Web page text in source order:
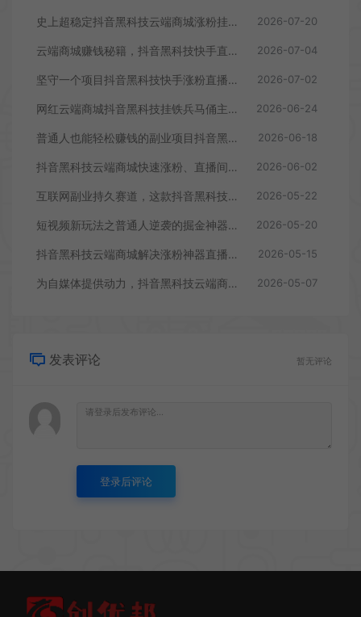
史上超稳定抖音黑科技云端商城涨粉挂铁兵马俑商城入口 2026-07-20
云端商城赚钱秘籍，抖音黑科技快手直播间挂假人挂铁涨粉丝小可爱兵马俑商城招代理 2026-07-04
坚守一个项目抖音黑科技快手涨粉直播间挂铁云端商城为短视频电商赋能！ 2026-07-02
网红云端商城抖音黑科技挂铁兵马俑主站源头软件，揭露快手涨粉丝直播人气快速攀升的秘密 招合伙人 2026-06-24
普通人也能轻松赚钱的副业项目抖音黑科技云端商城招募合伙人 2026-06-18
抖音黑科技云端商城快速涨粉、直播间爆人气曝光，短视频正盛时代早点变现赚钱 2026-06-02
互联网副业持久赛道，这款抖音黑科技普通人也能轻松赚钱！云端商城招募合伙人 2026-05-22
短视频新玩法之普通人逆袭的掘金神器！抖音黑科技直播间挂铁涨粉点赞云端商城 2026-05-20
抖音黑科技云端商城解决涨粉神器直播间挂铁点赞评论等，你要的这里都有 2026-05-15
为自媒体提供动力，抖音黑科技云端商城涨粉挂铁软件分享 2026-05-07
发表评论 暂无评论
登录后评论